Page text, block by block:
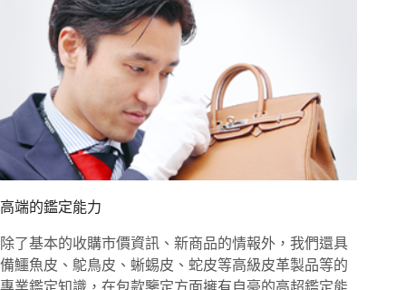
高端的鑑定能力
除了基本的收購市價資訊、新商品的情報外，我們還具
備鱷魚皮、鴕鳥皮、蜥蜴皮、蛇皮等高級皮革製品等的